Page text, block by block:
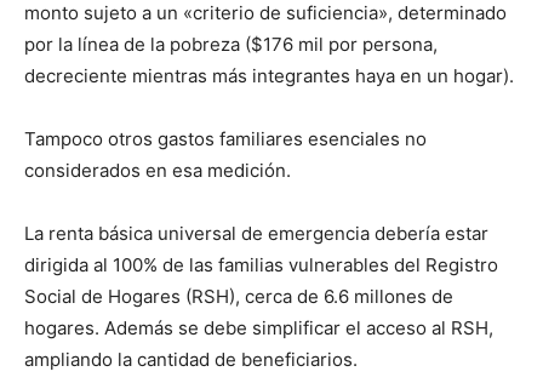
monto sujeto a un «criterio de suficiencia», determinado
por la línea de la pobreza ($176 mil por persona,
decreciente mientras más integrantes haya en un hogar).
Tampoco otros gastos familiares esenciales no
considerados en esa medición.
La renta básica universal de emergencia debería estar
dirigida al 100% de las familias vulnerables del Registro
Social de Hogares (RSH), cerca de 6.6 millones de
hogares. Además se debe simplificar el acceso al RSH,
ampliando la cantidad de beneficiarios.